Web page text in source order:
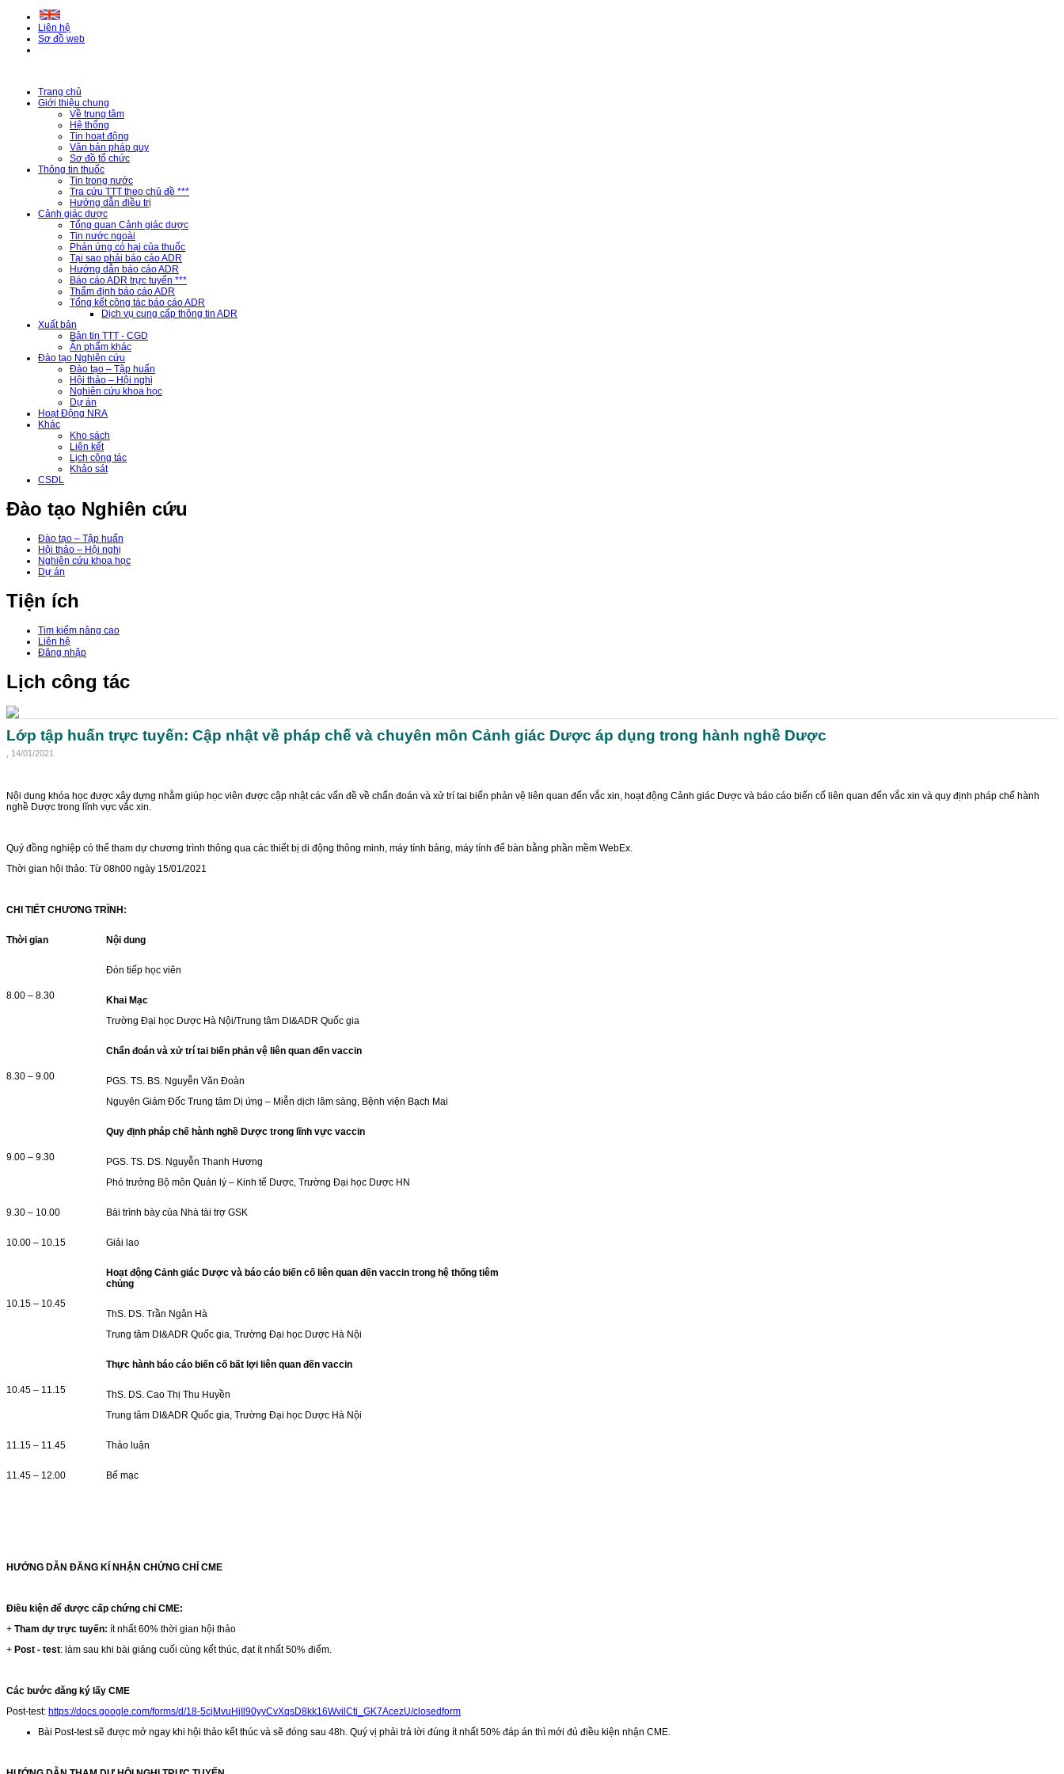
Liên hệ
Sơ đồ web
Trang chủ
Giới thiệu chung
Về trung tâm
Hệ thống
Tin hoạt động
Văn bản pháp quy
Sơ đồ tổ chức
Thông tin thuốc
Tin trong nước
Tra cứu TTT theo chủ đề ***
Hướng dẫn điều trị
Cảnh giác dược
Tổng quan Cảnh giác dược
Tin nước ngoài
Phản ứng có hại của thuốc
Tại sao phải báo cáo ADR
Hướng dẫn báo cáo ADR
Báo cáo ADR trực tuyến ***
Thẩm định báo cáo ADR
Tổng kết công tác báo cáo ADR
Dịch vụ cung cấp thông tin ADR
Xuất bản
Bản tin TTT - CGD
Ấn phẩm khác
Đào tạo Nghiên cứu
Đào tạo – Tập huấn
Hội thảo – Hội nghị
Nghiên cứu khoa học
Dự án
Hoạt Động NRA
Khác
Kho sách
Liên kết
Lịch công tác
Khảo sát
CSDL
Đào tạo Nghiên cứu
Đào tạo – Tập huấn
Hội thảo – Hội nghị
Nghiên cứu khoa học
Dự án
Tiện ích
Tim kiếm nâng cao
Liên hệ
Đăng nhập
Lịch công tác
Lớp tập huấn trực tuyến: Cập nhật về pháp chế và chuyên môn Cảnh giác Dược áp dụng trong hành nghề Dược
, 14/01/2021
Nội dung khóa học được xây dựng nhằm giúp học viên được cập nhật các vấn đề về chẩn đoán và xử trí tai biến phản vệ liên quan đến vắc xin, hoạt động Cảnh giác Dược và báo cáo biến cố liên quan đến vắc xin và quy định pháp chế hành
nghề Dược trong lĩnh vực vắc xin.
Quý đồng nghiệp có thể tham dự chương trình thông qua các thiết bị di động thông minh, máy tính bảng, máy tính để bàn bằng phần mềm WebEx.
Thời gian hội thảo: Từ 08h00 ngày 15/01/2021
CHI TIẾT CHƯƠNG TRÌNH:
Thời gian Nội dung
8.00 – 8.30
Đón tiếp học viên
Khai Mạc
Trường Đại học Dược Hà Nội/Trung tâm DI&ADR Quốc gia
8.30 – 9.00
Chẩn đoán và xử trí tai biến phản vệ liên quan đến vaccin
PGS. TS. BS. Nguyễn Văn Đoàn
Nguyên Giám Đốc Trung tâm Dị ứng – Miễn dịch lâm sàng, Bệnh viện Bạch Mai
9.00 – 9.30
Quy định pháp chế hành nghề Dược trong lĩnh vực vaccin
PGS. TS. DS. Nguyễn Thanh Hương
Phó trưởng Bộ môn Quản lý – Kinh tế Dược, Trường Đại học Dược HN
9.30 – 10.00 Bài trình bày của Nhà tài trợ GSK
10.00 – 10.15 Giải lao
10.15 – 10.45
Hoạt động Cảnh giác Dược và báo cáo biến cố liên quan đến vaccin trong hệ thống tiêm
chủng
ThS. DS. Trần Ngân Hà
Trung tâm DI&ADR Quốc gia, Trường Đại học Dược Hà Nội
10.45 – 11.15
Thực hành báo cáo biến cố bất lợi liên quan đến vaccin
ThS. DS. Cao Thị Thu Huyền
Trung tâm DI&ADR Quốc gia, Trường Đại học Dược Hà Nội
11.15 – 11.45 Thảo luận
11.45 – 12.00 Bế mạc
HƯỚNG DẪN ĐĂNG KÍ NHẬN CHỨNG CHỈ CME
Điều kiện để được cấp chứng chỉ CME:
+ Tham dự trực tuyến: ít nhất 60% thời gian hội thảo
+ Post - test: làm sau khi bài giảng cuối cùng kết thúc, đạt ít nhất 50% điểm.
Các bước đăng ký lấy CME
Post-test: https://docs.google.com/forms/d/18-5cjMvuHjIl90yyCvXqsD8kk16WvilCti_GK7AcezU/closedform
Bài Post-test sẽ được mở ngay khi hội thảo kết thúc và sẽ đóng sau 48h. Quý vị phải trả lời đúng ít nhất 50% đáp án thì mới đủ điều kiện nhận CME.